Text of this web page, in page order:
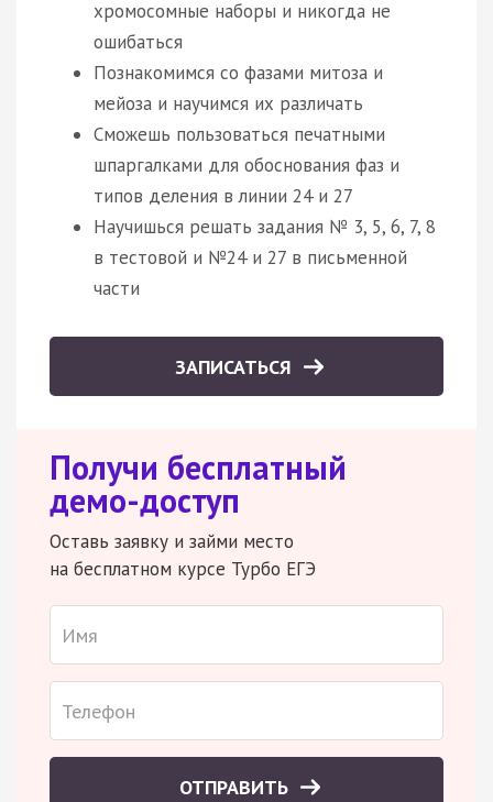
хромосомные наборы и никогда не
ошибаться
Познакомимся со фазами митоза и
мейоза и научимся их различать
Сможешь пользоваться печатными
шпаргалками для обоснования фаз и
типов деления в линии 24 и 27
Научишься решать задания № 3, 5, 6, 7, 8
в тестовой и №24 и 27 в письменной
части
ЗАПИСАТЬСЯ
Получи бесплатный
демо-доступ
Оставь заявку и займи место
на бесплатном курсе Турбо ЕГЭ
ОТПРАВИТЬ